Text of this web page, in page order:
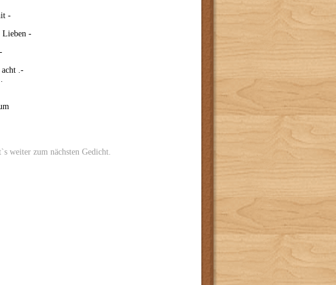
-
-
.-
weiter zum nächsten Gedicht.